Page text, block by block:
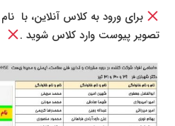
برای ورود به کلاس آنلاین، با
تصویر پیوست وارد کلاس شوید .